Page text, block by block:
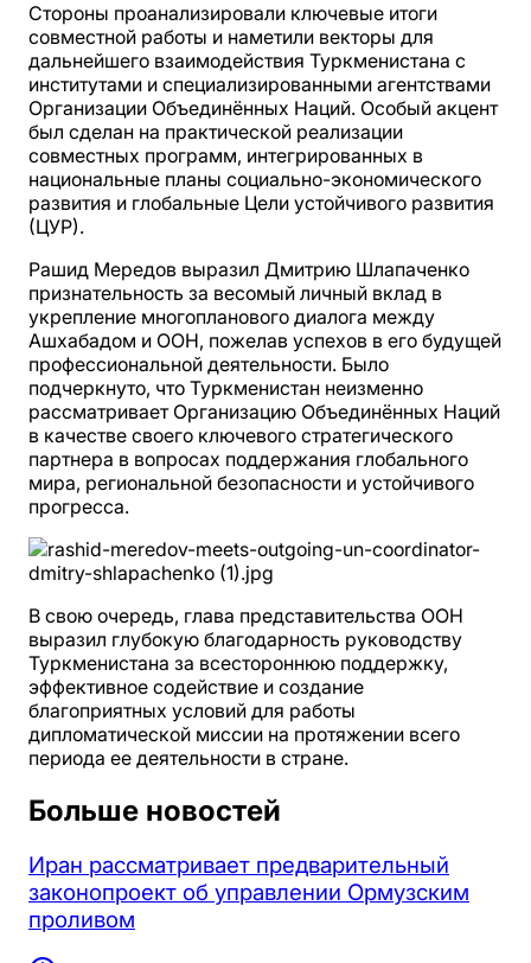
Стороны проанализировали ключевые итоги
совместной работы и наметили векторы для
дальнейшего взаимодействия Туркменистана с
институтами и специализированными агентствами
Организации Объединённых Наций. Особый акцент
был сделан на практической реализации
совместных программ, интегрированных в
национальные планы социально-экономического
развития и глобальные Цели устойчивого развития
(ЦУР).
Рашид Мередов выразил Дмитрию Шлапаченко
признательность за весомый личный вклад в
укрепление многопланового диалога между
Ашхабадом и ООН, пожелав успехов в его будущей
профессиональной деятельности. Было
подчеркнуто, что Туркменистан неизменно
рассматривает Организацию Объединённых Наций
в качестве своего ключевого стратегического
партнера в вопросах поддержания глобального
мира, региональной безопасности и устойчивого
прогресса.
В свою очередь, глава представительства ООН
выразил глубокую благодарность руководству
Туркменистана за всестороннюю поддержку,
эффективное содействие и создание
благоприятных условий для работы
дипломатической миссии на протяжении всего
периода ее деятельности в стране.
Больше новостей
Иран рассматривает предварительный
законопроект об управлении Ормузским
проливом